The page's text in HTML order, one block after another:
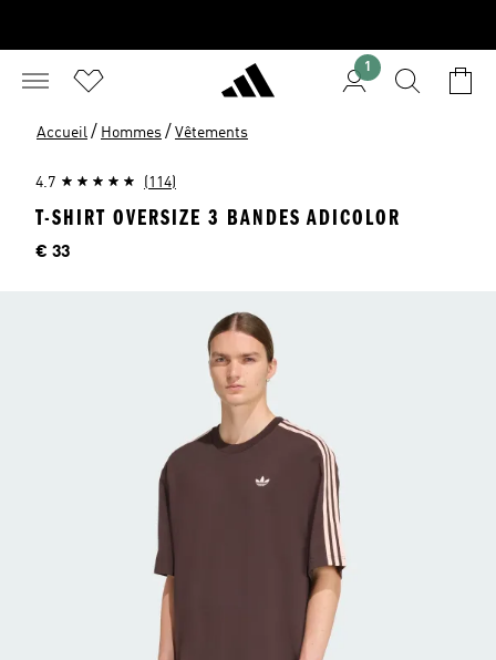
1
Accueil / Hommes / Vêtements
4.7 (114)
T-SHIRT OVERSIZE 3 BANDES ADICOLOR
Price
€ 33